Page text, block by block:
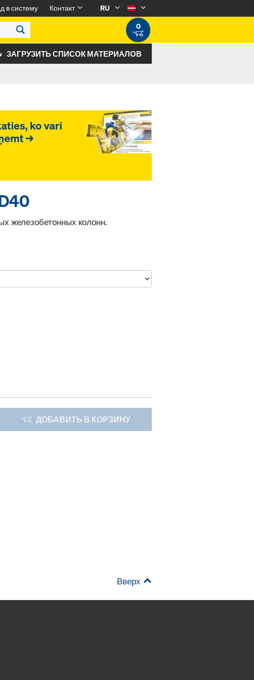
в систему Контакт
RU
0
ЗАГРУЗИТЬ СПИСОК МАТЕРИАЛОВ
железобетонных колонн.
ДОБАВИТЬ В КОРЗИНУ
Вверх